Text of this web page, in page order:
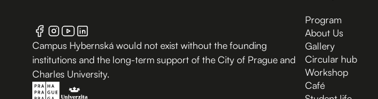
Campus Hybernská would not exist without the founding
institutions and the long-term support of the City of Prague and
Charles University.
Program
About Us
Gallery
Circular hub
Workshop
Café